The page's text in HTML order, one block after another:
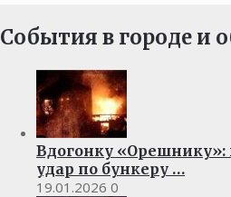
События в городе и
Вдогонку «Орешнику»:
удар по бункеру …
19.01.2026 0